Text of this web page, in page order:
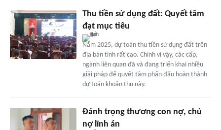
Thu tiền sử dụng đất: Quyết tâm
đạt mục tiêu
Năm 2025, dự toán thu tiền sử dụng đất trên
địa bàn tỉnh rất cao. Chính vì vậy, các cấp,
ngành liên quan đã và đang triển khai nhiều
giải pháp để quyết tâm phấn đấu hoàn thành
dự toán khoản thu này.
Đánh trọng thương con nợ, chủ
nợ lĩnh án